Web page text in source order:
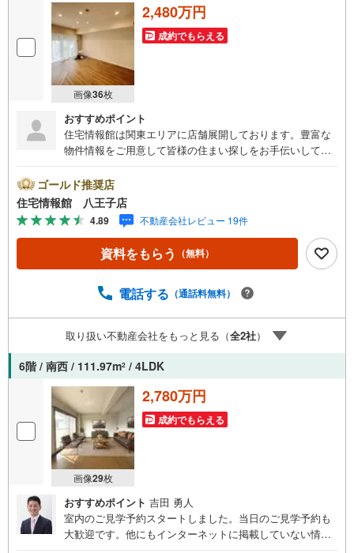
画像36枚
2,480万円
成約でもらえる
おすすめポイント
住宅情報館は関東エリアに店舗展開しております。豊富な
物件情報をご用意して皆様の住まい探しをお手伝いしてお
さい。住宅ローン相談会も同時開催中無理のない住宅ロー
ンの試算やご購入の際にかかる諸費用の概算も行っており
ます。しっかりとした資金計画のアドバイスをさせて頂き
ますので、お気軽にご相談ください。
ゴールド推奨店
住宅情報館 八王子店
4.89 不動産会社レビュー 19件
資料をもらう （無料）
電話する （通話料無料）
取り扱い不動産会社をもっと見る（全2社）
6階 / 南西 / 111.97m2 / 4LDK
画像29枚
2,780万円
成約でもらえる
おすすめポイント 吉田 勇人
室内のご見学予約スタートしました。当日のご見学予約も
大歓迎です。他にもインターネットに掲載していない情報